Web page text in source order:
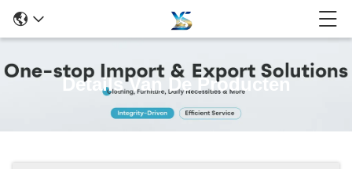
Details Van De Producten